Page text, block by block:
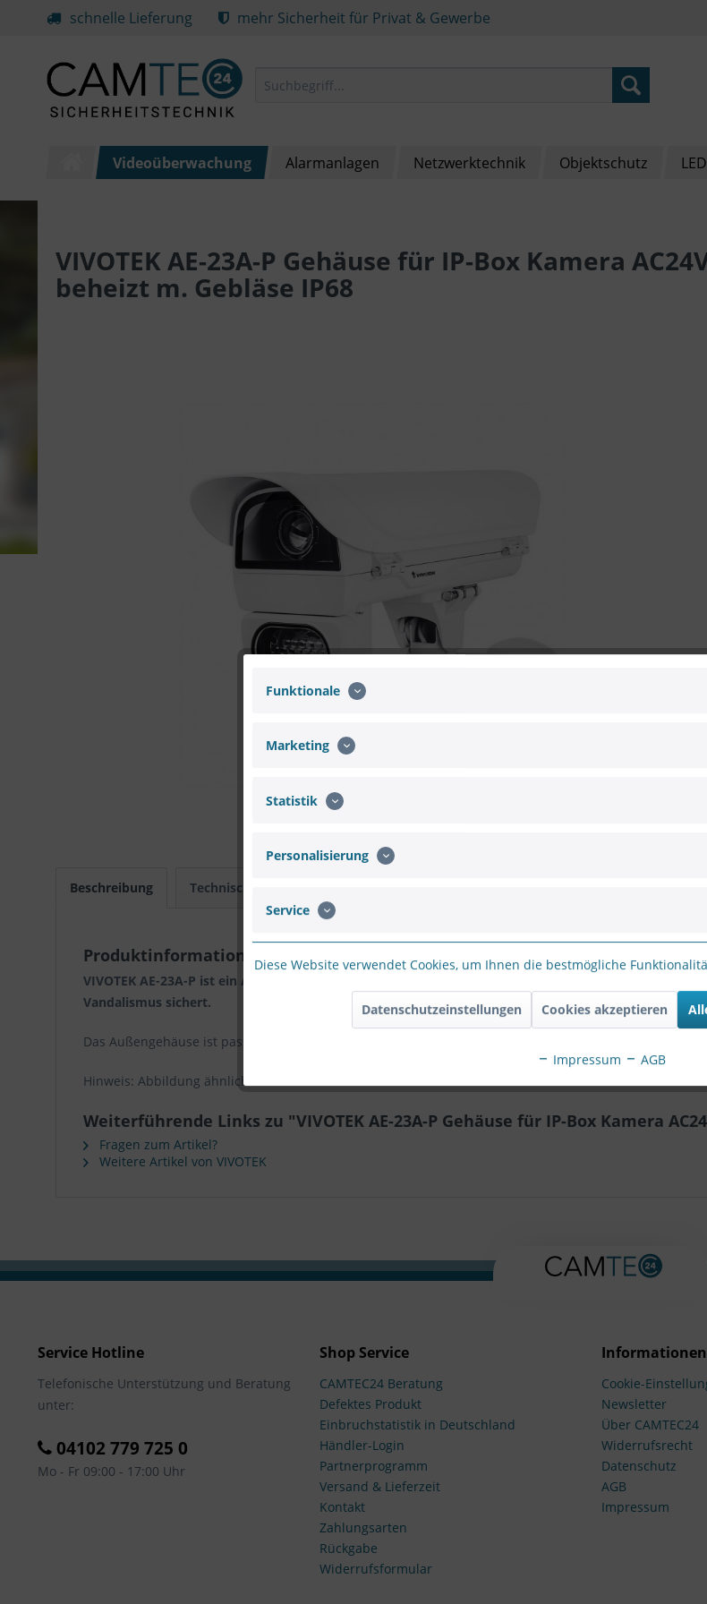
schnelle Lieferung mehr Sicherheit für Privat & Gewerbe
Videoüberwachung Alarmanlagen Netzwerktechnik Objektschutz
VIVOTEK AE-23A-P Gehäuse für IP-Box Kamera
beheizt m. Gebläse IP68
Beschreibung Technische Daten
Produktinformationen "VIVOTEK AE-23A-P Gehäuse für IP-Box Kamera
VIVOTEK AE-23A-P ist ein Außengehäuse mit AC24V Einspeisung. Das AE-23A bietet ein IP66 /IK10
Vandalismus sichert.
Das Außengehäuse ist passend zu allen VIVOTEK Box Kameras.
Hinweis: Abbildung ähnlich
Weiterführende Links zu "VIVOTEK AE-23A-P Gehäuse für IP-Box Kamera
Fragen zum Artikel?
Weitere Artikel von VIVOTEK
Service Hotline
Telefonische Unterstützung und Beratung
unter:
04102 779 725 0
Mo - Fr 09:00 - 17:00 Uhr
Shop Service
CAMTEC24 Beratung
Defektes Produkt
Einbruchstatistik in Deutschland
Händler-Login
Partnerprogramm
Versand & Lieferzeit
Kontakt
Zahlungsarten
Rückgabe
Widerrufsformular
Informationen
Cookie-
Newsletter
Über CAMTEC24
Widerrufsrecht
Datenschutz
AGB
Impressum
Funktionale
Marketing
Statistik
Personalisierung
Service
Diese Website verwendet Cookies, um Ihnen die bestmögliche
Datenschutzeinstellungen Cookies akzeptieren
Impressum AGB